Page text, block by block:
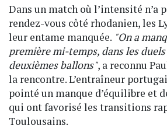
Dans un match où l’intensité n’a
rendez-vous côté rhodanien, les
leur entame manquée. "On a
première mi-temps, dans les
deuxièmes ballons", a reconnu
la rencontre. L’entraîneur
pointé un manque d’équilibre et
qui ont favorisé les transitions
Toulousains.